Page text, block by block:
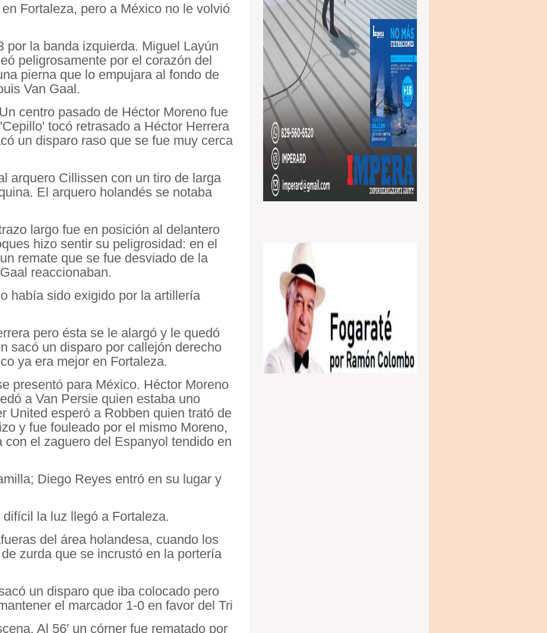
Fortaleza, pero a México no le volvió
por la banda izquierda. Miguel Layún
peligrosamente por el corazón del
pierna que lo empujara al fondo de
Van Gaal.
centro pasado de Héctor Moreno fue
tocó retrasado a Héctor Herrera
un disparo raso que se fue muy cerca
arquero Cillissen con un tiro de larga
El arquero holandés se notaba
largo fue en posición al delantero
hizo sentir su peligrosidad: en el
remate que se fue desviado de la
reaccionaban.
había sido exigido por la artillería
pero ésta se le alargó y le quedó
sacó un disparo por callejón derecho
ya era mejor en Fortaleza.
presentó para México. Héctor Moreno
a Van Persie quien estaba uno
United esperó a Robben quien trató de
y fue fouleado por el mismo Moreno,
el zaguero del Espanyol tendido en
Diego Reyes entró en su lugar y
la luz llegó a Fortaleza.
del área holandesa, cuando los
zurda que se incrustó en la portería
un disparo que iba colocado pero
el marcador 1-0 en favor del Tri
Al 56′ un córner fue rematado por